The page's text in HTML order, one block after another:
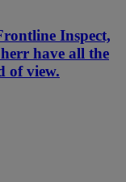
Inspect,
have all the
of view.